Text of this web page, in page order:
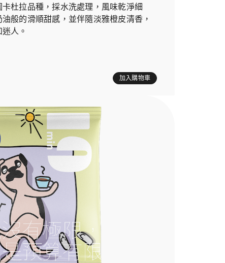
杜拉品種，採水洗處理，風味乾淨細
般的滑順甜感，並伴隨淡雅橙皮清香，
人。
加入購物車